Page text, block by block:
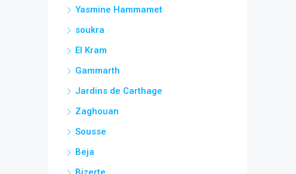
Yasmine Hammamet
soukra
El Kram
Gammarth
Jardins de Carthage
Zaghouan
Sousse
Beja